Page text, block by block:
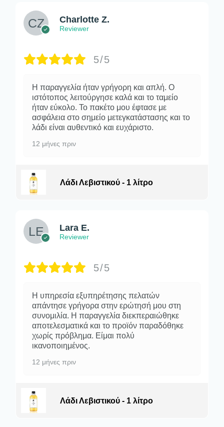
Charlotte Z.
Reviewer
5/5
Η παραγγελία ήταν γρήγορη και απλή. Ο
ιστότοπος λειτούργησε καλά και το ταμείο
ήταν εύκολο. Το πακέτο μου έφτασε με
ασφάλεια στο σημείο μετεγκατάστασης και το
λάδι είναι αυθεντικό και ευχάριστο.
12 μήνες πριν
Λάδι Λεβιστικού - 1 λίτρο
Lara E.
Reviewer
5/5
Η υπηρεσία εξυπηρέτησης πελατών
απάντησε γρήγορα στην ερώτησή μου στη
συνομιλία. Η παραγγελία διεκπεραιώθηκε
αποτελεσματικά και το προϊόν παραδόθηκε
χωρίς πρόβλημα. Είμαι πολύ
ικανοποιημένος.
12 μήνες πριν
Λάδι Λεβιστικού - 1 λίτρο